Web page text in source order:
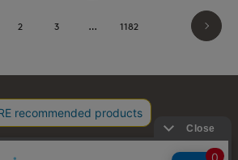
2 3 … 1182
利用規約 プライバシーポリシー